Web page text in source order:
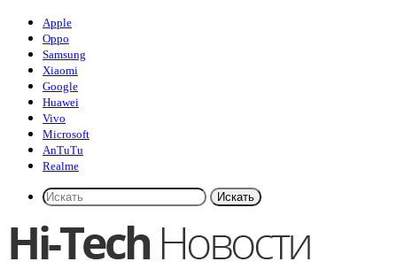
Apple
Oppo
Samsung
Xiaomi
Google
Huawei
Vivo
Microsoft
AnTuTu
Realme
Искать